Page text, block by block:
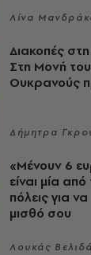
Λίνα
Διακοπές
Στη Μονή
Ουκρανούς
Δήμητρα
«Μένουν 6
είναι μία
πόλεις για
μισθό σου
Λουκάς